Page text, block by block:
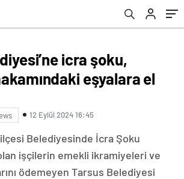
icra şoku,
eşyalara el
12 Eylül 2024 16:45
Belediyesinde İcra Şoku
işçilerin emekli ikramiyeleri ve
ödemeyen Tarsus Belediyesi